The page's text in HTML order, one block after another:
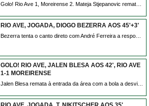
RIO AVE, JOGADA, DIOGO BEZERRA AOS 45'+3'
GOLO! RIO AVE, JALEN BLESA AOS 42', RIO AVE
1-1 MOREIRENSE